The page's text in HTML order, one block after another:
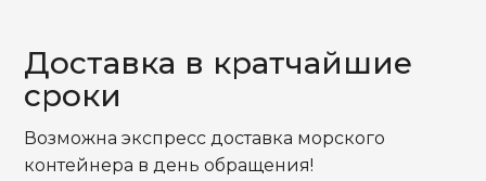
Доставка в кратчайшие
сроки
Возможна экспресс доставка морского
контейнера в день обращения!